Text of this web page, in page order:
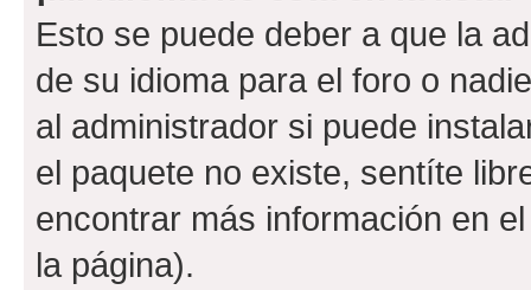
Esto se puede deber a que la
de su idioma para el foro o
al administrador si puede
el paquete no existe, sentíte
encontrar más información en
la página).